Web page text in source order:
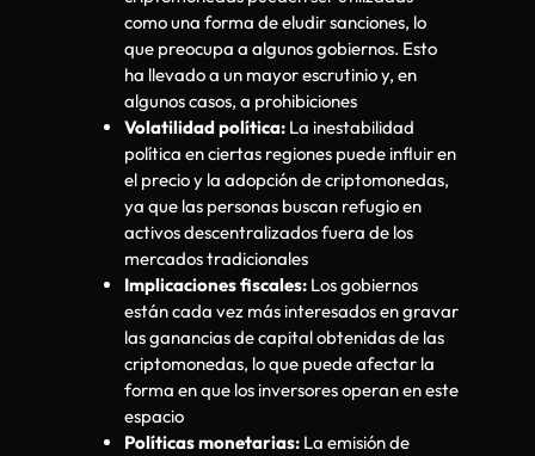
como una forma de eludir sanciones, lo
que preocupa a algunos gobiernos. Esto
ha llevado a un mayor escrutinio y, en
algunos casos, a prohibiciones
Volatilidad política: La inestabilidad
política en ciertas regiones puede influir en
el precio y la adopción de criptomonedas,
ya que las personas buscan refugio en
activos descentralizados fuera de los
mercados tradicionales
Implicaciones fiscales: Los gobiernos
están cada vez más interesados en gravar
las ganancias de capital obtenidas de las
criptomonedas, lo que puede afectar la
forma en que los inversores operan en este
espacio
Políticas monetarias: La emisión de